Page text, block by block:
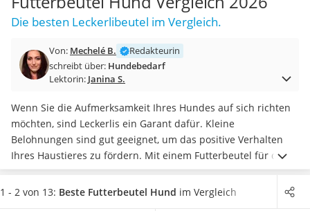
Braun Rasierer
Katzenklappe (Chip)
Masturbator
Massagepistole
Reisehaartrockner
Eiweißpulver
Magnesiumpräparat
Katzenklappe
Nackenmassagegerät
Zeckenschutz Katze
Die besten Leckerlibeutel im Vergleich.
Von: Mechelé B.
Redakteurin
schreibt über: Hundebedarf
Lektorin: Janina S.
Wenn Sie die Aufmerksamkeit Ihres Hundes auf sich richten
möchten, sind Leckerlis ein Garant dafür. Kleine
Belohnungen sind gut geeignet, um das positive Verhalten
Ihres Haustieres zu fördern. Mit einem Futterbeutel für den
Hund haben Sie die schmackhaften Snackssicher
aufbewahrtundstets griffbereit. Verschiedene Hunde-
1 - 2 von 13: Beste Futterbeutel Hund im Vergleich